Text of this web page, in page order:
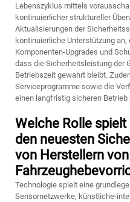
Lebenszyklus mittels
kontinuierlicher struktureller
Aktualisierungen der
kontinuierliche Unterstützung
Komponenten-Upgrades und
dass die Sicherheitsleistung der
Betriebszeit gewahrt bleibt.
Serviceprogramme sowie die
einen langfristig sicheren Betrieb
Welche Rolle
den neuesten
von Herstellern von
Technologie spielt eine
Sensornetzwerke, künstliche-